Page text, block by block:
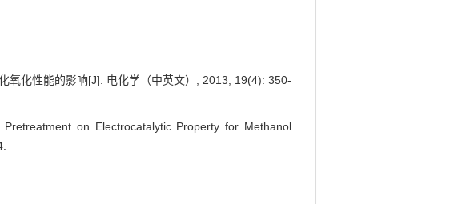
氧化性能的影响[J]. 电化学（中英文）, 2013, 19(4): 350-
on Electrocatalytic Property for Methanol